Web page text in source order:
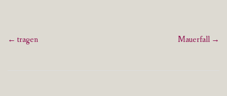
Post
← tragen Mauerfall →